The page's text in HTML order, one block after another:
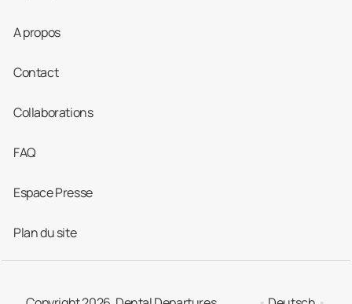
A propos
Contact
Collaborations
FAQ
Espace Presse
Plan du site